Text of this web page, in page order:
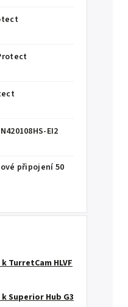
EI2
připojení 50
TurretCam HLVF
Superior Hub G3